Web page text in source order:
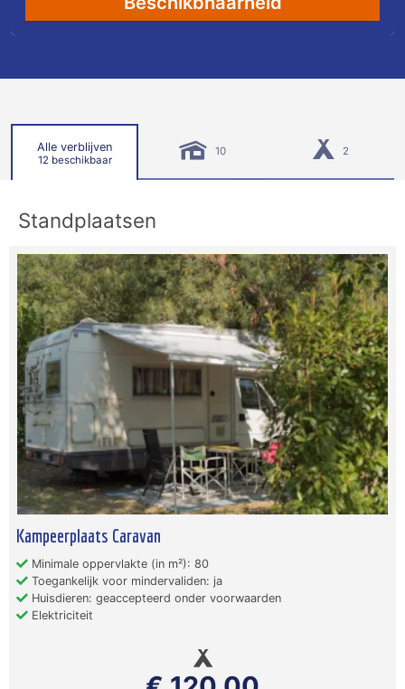
Alle verblijven
12 beschikbaar
10 2
Standplaatsen
Kampeerplaats Caravan
Minimale oppervlakte (in m²): 80
Toegankelijk voor mindervaliden: ja
Huisdieren: geaccepteerd onder voorwaarden
Elektriciteit